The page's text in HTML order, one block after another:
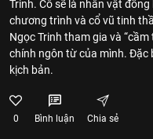
Trinh. Cô sẽ là nhân vật
chương trình và cổ vũ tinh
Ngọc Trinh tham gia và
chính ngôn từ của mình. Đặc
kịch bản.
0 Bình luận Chia sẻ